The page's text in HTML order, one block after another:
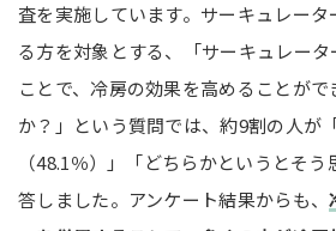
査を実施しています。サーキュレー
る方を対象とする、「サーキュレー
ことで、冷房の効果を高めることが
か？」という質問では、約9割の人が
（48.1％）」「どちらかというとそ
答しました。アンケート結果からも、